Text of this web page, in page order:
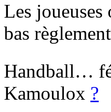
Les joueuses
bas
Handball…
Kamoulox ?